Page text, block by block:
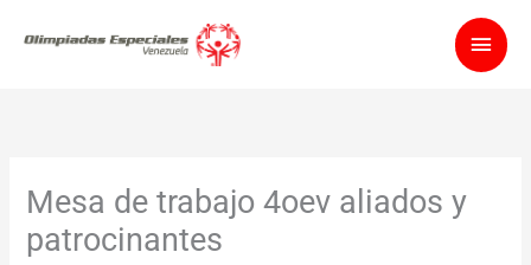
Mesa de trabajo 4oev aliados y
patrocinantes